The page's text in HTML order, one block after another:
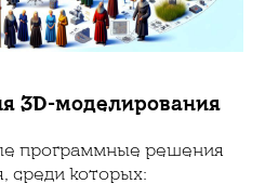
3D-моделирования
программные решения
среди которых: